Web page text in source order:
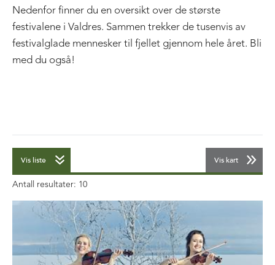
Nedenfor finner du en oversikt over de største
festivalene i Valdres. Sammen trekker de tusenvis av
festivalglade mennesker til fjellet gjennom hele året. Bli
med du også!
Vis liste Vis kart
Antall resultater: 10